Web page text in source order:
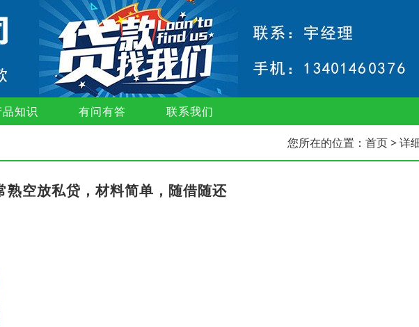
品知识 有问有答 联系我们
您所在的位置： 首页> 详
熟空放私贷，材料简单，随借随还